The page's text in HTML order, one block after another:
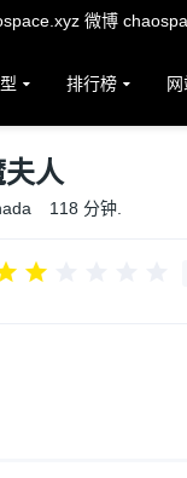
微博
排行榜
人
118 分钟.